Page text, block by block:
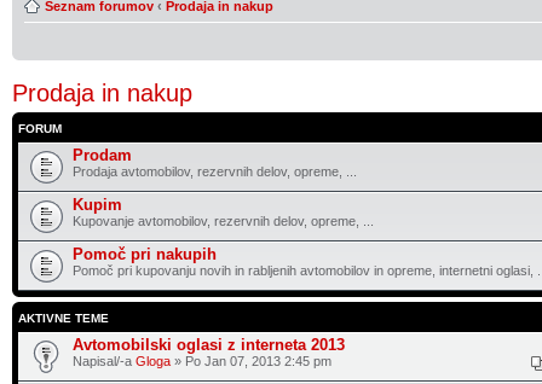
Seznam forumov ‹ Prodaja in nakup
Prodaja in nakup
FORUM
Prodam
Prodaja avtomobilov, rezervnih delov, opreme, ...
Kupim
Kupovanje avtomobilov, rezervnih delov, opreme, ...
Pomoč pri nakupih
Pomoč pri kupovanju novih in rabljenih avtomobilov in opreme, internetni oglasi,
AKTIVNE TEME
Avtomobilski oglasi z interneta 2013
Napisal/-a Gloga » Po Jan 07, 2013 2:45 pm